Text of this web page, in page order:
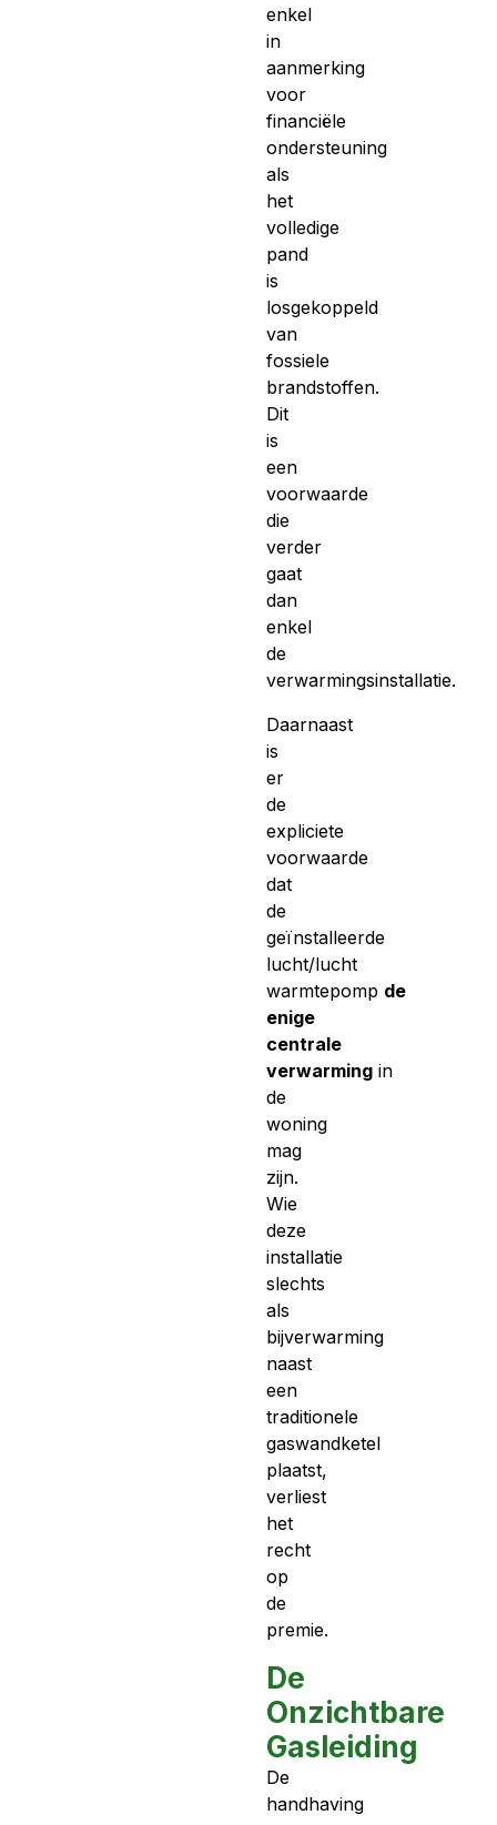
enkel
in
aanmerking
voor
financiële
ondersteuning
als
het
volledige
pand
is
losgekoppeld
van
fossiele
brandstoffen.
Dit
is
een
voorwaarde
die
verder
gaat
dan
enkel
de
verwarmingsinstallatie.
Daarnaast
is
er
de
expliciete
voorwaarde
dat
de
geïnstalleerde
lucht/lucht
warmtepomp de
enige
centrale
verwarming in
de
woning
mag
zijn.
Wie
deze
installatie
slechts
als
bijverwarming
naast
een
traditionele
gaswandketel
plaatst,
verliest
het
recht
op
de
premie.
De
Onzichtbare
Gasleiding
De
handhaving